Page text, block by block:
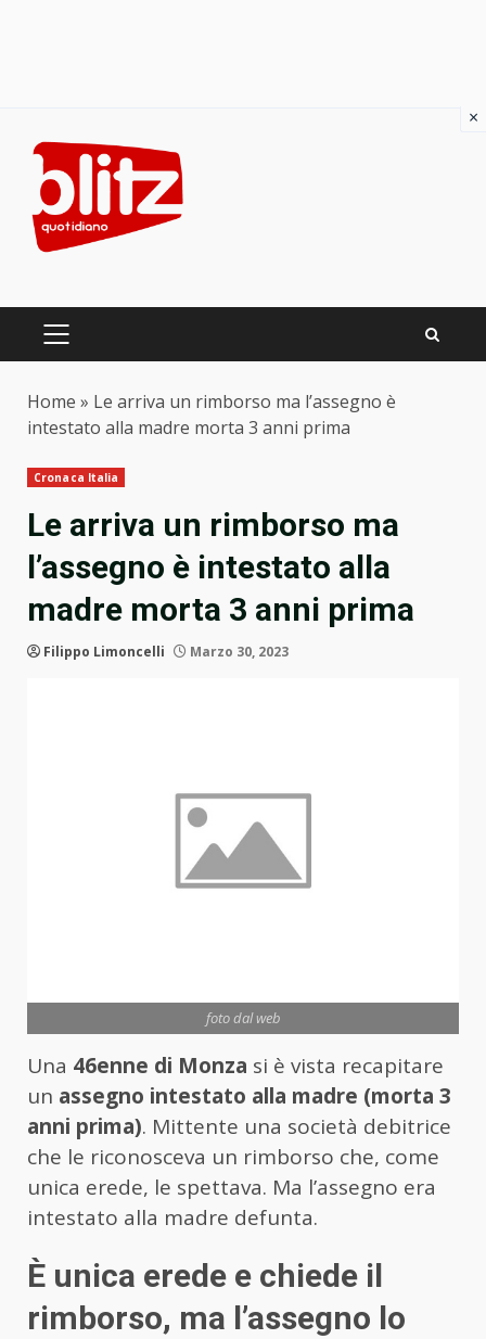
content
PRIMARY
Home » Le arriva un rimborso ma l’assegno è
intestato alla madre morta 3 anni prima
Cronaca Italia
Le arriva un rimborso ma
l’assegno è intestato alla
madre morta 3 anni prima
Filippo Limoncelli Marzo 30, 2023
foto dal web
Una 46enne di Monza si è vista recapitare
un assegno intestato alla madre (morta 3
anni prima). Mittente una società debitrice
che le riconosceva un rimborso che, come
unica erede, le spettava. Ma l’assegno era
intestato alla madre defunta.
È unica erede e chiede il
rimborso, ma l’assegno lo
×